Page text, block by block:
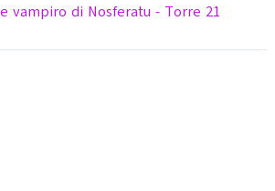
vampiro di Nosferatu - Torre 21